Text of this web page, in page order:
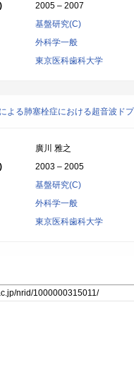
2005 – 2007
基盤研究(C)
外科学一般
東京医科歯科大学
よる肺塞栓症における超音波ド
廣川 雅之
2003 – 2005
基盤研究(C)
外科学一般
東京医科歯科大学